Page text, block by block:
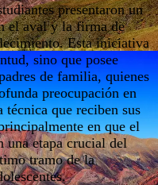
presentaron un
el aval y la firma de
Esta iniciativa
sino que posee
de familia, quienes
preocupación en
técnica que reciben sus
en que el
una etapa crucial del
tramo de la